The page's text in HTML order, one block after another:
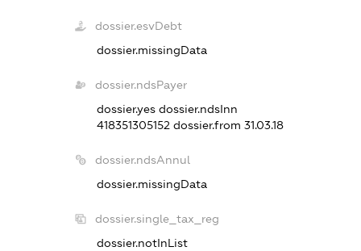
dossier.esvDebt
dossier.missingData
dossier.ndsPayer
dossier.yesdossier.ndsInn
418351305152dossier.from 31.03.18
dossier.ndsAnnul
dossier.missingData
dossier.single_tax_reg
dossier.notInList